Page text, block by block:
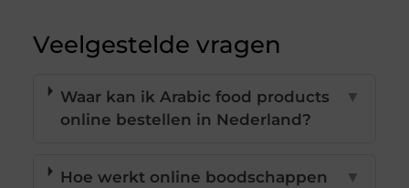
Veelgestelde vragen
Waar kan ik Arabic food products
online bestellen in Nederland?
▼
Hoe werkt online boodschappen
▼